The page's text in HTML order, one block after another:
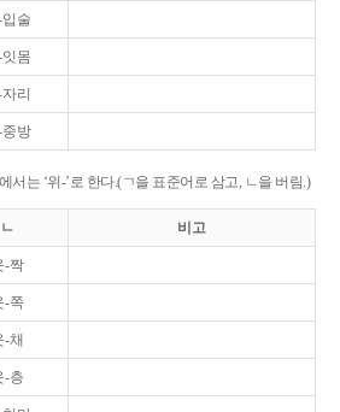
입술
잇몸
리
중방
서는 ‘위-’로 한다.(ㄱ을 표준어로 삼고, ㄴ을 버림.)
ㄴ 비고
-짝
-쪽
-채
-층